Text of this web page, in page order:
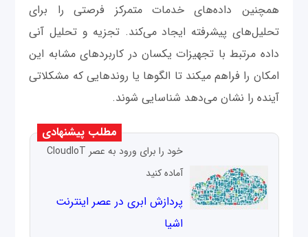
همچنین داده‌های خدمات متمرکز فرصتی را برای
تحلیل‌های پیشرفته ایجاد می‌کند. تجزیه و تحلیل آنی
داده مرتبط با تجهيزات یکسان در کاربردهای مشابه این
امکان را فراهم میکند تا الگوها یا روندهایی که مشکلاتی
آینده را نشان می‌دهد شناسایی شوند.
مطلب پیشنهادی
خود را برای ورود به عصر CloudIoT
آماده کنید
پردازش ابری در عصر اینترنت
اشیا